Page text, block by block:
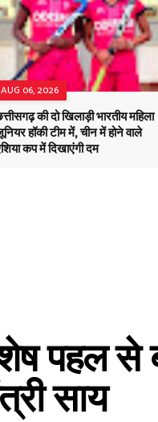
AUG 06, 2026
की दो खिलाड़ी भारतीय महिला
हॉकी टीम में, चीन में होने वाले
कप में दिखाएंगी दम
पहल
साय